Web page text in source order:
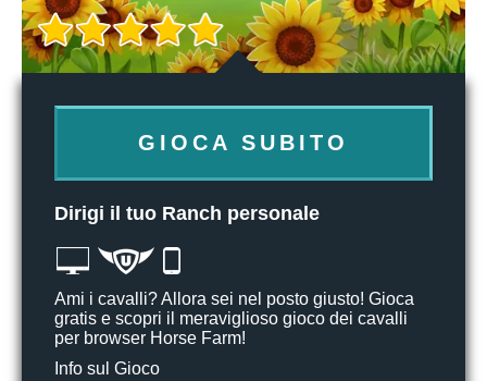
GIOCA SUBITO
Dirigi il tuo Ranch personale
Ami i cavalli? Allora sei nel posto giusto! Gioca
gratis e scopri il meraviglioso gioco dei cavalli
per browser Horse Farm!
Info sul Gioco